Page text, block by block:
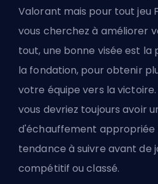
Valorant mais pour tout jeu
vous cherchez à améliorer
tout, une bonne visée est la
la fondation, pour obtenir
votre équipe vers la
vous devriez toujours avoir
d'échauffement appropriée
tendance à suivre avant de
compétitif ou classé.